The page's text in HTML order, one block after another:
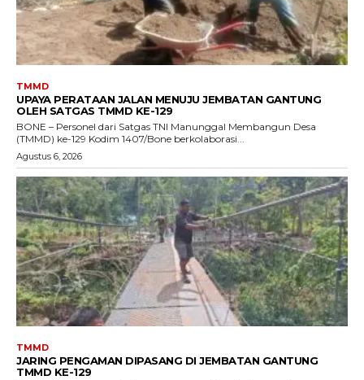
TMMD
UPAYA PERATAAN JALAN MENUJU JEMBATAN GANTUNG
OLEH SATGAS TMMD KE-129
BONE – Personel dari Satgas TNI Manunggal Membangun Desa
(TMMD) ke-129 Kodim 1407/Bone berkolaborasi...
Agustus 6, 2026
TMMD
JARING PENGAMAN DIPASANG DI JEMBATAN GANTUNG
TMMD KE-129